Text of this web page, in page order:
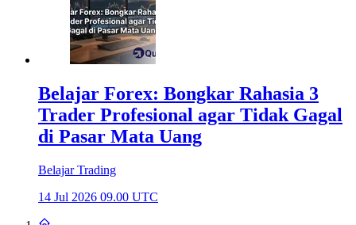
Belajar Forex: Bongkar Rahasia 3
Trader Profesional agar Tidak Gagal
di Pasar Mata Uang
Belajar Trading
14 Jul 2026 09.00 UTC